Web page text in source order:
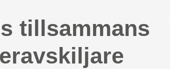
tillsammans